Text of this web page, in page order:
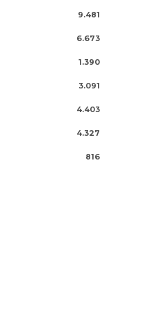
9.481
6.673
1.390
3.091
4.403
4.327
816